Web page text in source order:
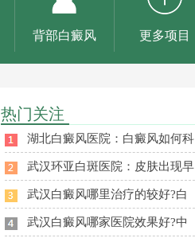
背部白癜风 更多项目
热门关注
湖北白癜风医院：白癜风如何科
武汉环亚白斑医院：皮肤出现早
武汉白癜风哪里治疗的较好?白
武汉白癜风哪家医院效果好?中